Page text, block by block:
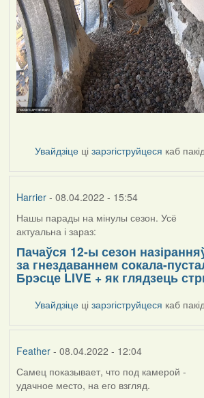
Увайдзіце цізарэгіструйцеся каб
Harrier- 08.04.2022 - 15:54
Нашы парады на мінулы сезон. Усё
актуальна і зараз:
Пачаўся 12-ы сезон
за гнездаваннем сокала-
Брэсце LIVE + як глядзець
Увайдзіце цізарэгіструйцеся каб
Feather- 08.04.2022 - 12:04
Самец показывает, что под камерой -
удачное место, на его взгляд.